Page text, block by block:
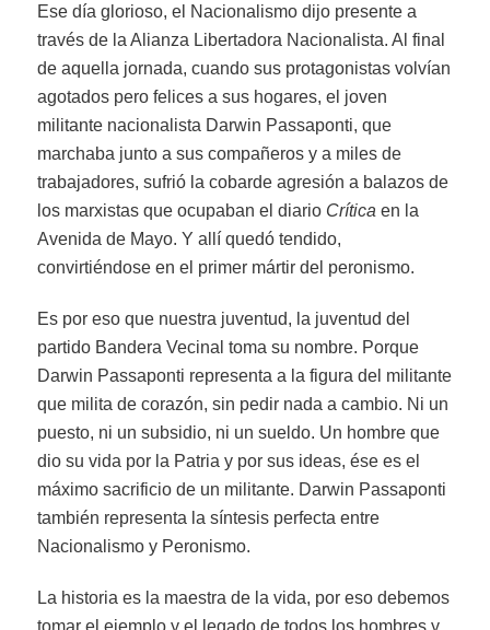
Ese día glorioso, el Nacionalismo dijo presente a
través de la Alianza Libertadora Nacionalista. Al final
de aquella jornada, cuando sus protagonistas volvían
agotados pero felices a sus hogares, el joven
militante nacionalista Darwin Passaponti, que
marchaba junto a sus compañeros y a miles de
trabajadores, sufrió la cobarde agresión a balazos de
los marxistas que ocupaban el diario Críticaen la
Avenida de Mayo. Y allí quedó tendido,
convirtiéndose en el primer mártir del peronismo.
Es por eso que nuestra juventud, la juventud del
partido Bandera Vecinal toma su nombre. Porque
Darwin Passaponti representa a la figura del militante
que milita de corazón, sin pedir nada a cambio. Ni un
puesto, ni un subsidio, ni un sueldo. Un hombre que
dio su vida por la Patria y por sus ideas, ése es el
máximo sacrificio de un militante. Darwin Passaponti
también representa la síntesis perfecta entre
Nacionalismo y Peronismo.
La historia es la maestra de la vida, por eso debemos